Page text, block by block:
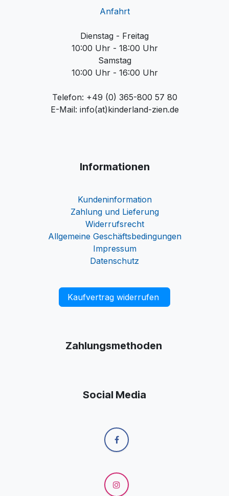
Anfahrt
Dienstag - Freitag
10:00 Uhr - 18:00 Uhr
Samstag
10:00 Uhr - 16:00 Uhr
Telefon: +49 (0) 365-800 57 80
E-Mail: info(at)kinderland-zien.de
Informationen
Kundeninformation
Zahlung und Lieferung
Widerrufsrecht
Allgemeine Geschäftsbedingungen
Impressum
Datenschutz
Kaufvertrag widerrufen
Zahlungsmethoden
Social Media